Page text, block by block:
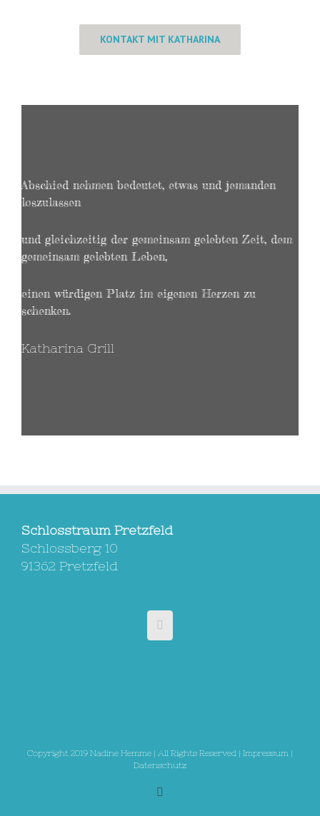
KONTAKT MIT KATHARINA
Abschied nehmen bedeutet, etwas und jemanden
loszulassen
und gleichzeitig der gemeinsam gelebten Zeit, dem
gemeinsam gelebten Leben,
einen würdigen Platz im eigenen Herzen zu
schenken.
Katharina Grill
Schlosstraum Pretzfeld
Schlossberg 10
91362 Pretzfeld
Copyright 2019 Nadine Hemme | All Rights Reserved | Impressum |
Datenschutz